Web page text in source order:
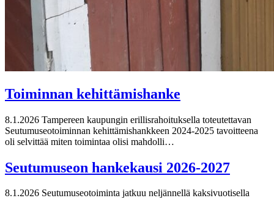
Toiminnan kehittämishanke
8.1.2026 Tampereen kaupungin erillisrahoituksella toteutettavan
Seutumuseotoiminnan kehittämishankkeen 2024-2025 tavoitteena
oli selvittää miten toimintaa olisi mahdolli…
Seutumuseon hankekausi 2026-2027
8.1.2026 Seutumuseotoiminta jatkuu neljännellä kaksivuotisella